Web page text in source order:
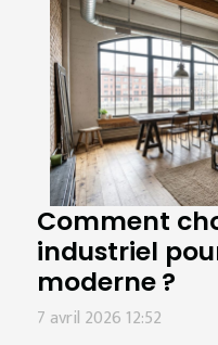
Comment
industriel
moderne ?
7 avril 2026 12:52